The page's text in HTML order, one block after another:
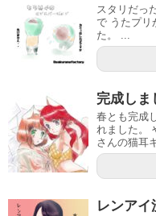
スタリだっ
で うたプリ
た。 ...
完成しま
春とも完成
れました。
さんの猫耳
レンア